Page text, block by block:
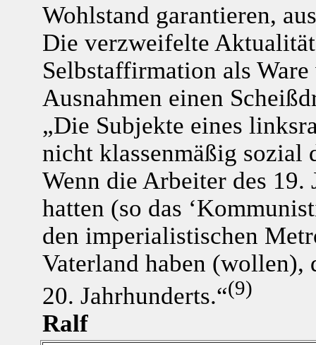
Wohlstand garantieren,
Die verzweifelte
Selbstaffirmation als
Ausnahmen einen
„Die Subjekte eines
nicht klassenmäßig sozial
Wenn die Arbeiter des 19.
hatten (so das
den imperialistischen
Vaterland haben (wollen),
20. Jahrhunderts.“(9)
Ralf